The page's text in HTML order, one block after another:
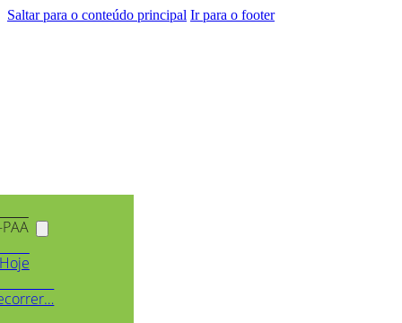
Saltar para o conteúdo principal Ir para o footer